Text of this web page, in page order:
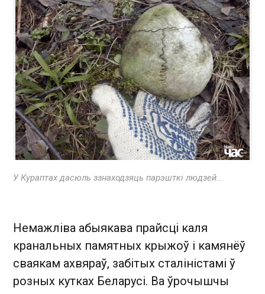
У Кураптах дасюль ззнаходзяць парэшткі людзей ...
Немажліва абыякава прайсці каля
кранальных памятных крыжоў і камянёў
сваякам ахвяраў, забітых сталіністамі ў
розных кутках Беларусі. Ва ўрочышчы